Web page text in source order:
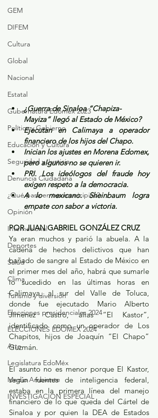
GEM
DIFEM
Cultura
Global
Nacional
Estatal
Gubernatura Edoméx 2023
Política y Gobierno
Educación y Cultura
Seguridad y Justicia
Denuncia Ciudadana
¿Qué pasa en tus municipios?
Opinión
Internacional
Deportes
Salud
Clima
Turismo y diversión
Elecciones presidenciales 2024
ELECCIONES EDOMEX 2024
Arte
Legislatura EdoMéx
Medio Ambiente
INVESTIGACIÓN ESPECIAL
¿Guerra de Sinaloa “Chapiza-
Mayiza” llegó al Estado de México?
Ejecutan en Calimaya a operador
financiero de los hijos del Chapo.
Inician los ajustes en Morena Edomex,
pero algunos no se quieren ir.
PRI. Los ideólogos del fraude hoy
exigen respeto a la democracia.
A lo mexicano. Sheinbaum logra
empate con sabor a victoria.
POR JUAN GABRIEL GONZÁLEZ CRUZ
Ya eran muchos y parió la abuela. A la
cadena de hechos delictivos que han
bañado de sangre al Estado de México en
el primer mes del año, habrá que sumarle
lo sucedido en las últimas horas en
Calimaya, al sur del Valle de Toluca,
donde fue ejecutado Mario Alberto
Jiménez Castro, alias “El Kastor”,
identificado como un operador de Los
Chapitos, hijos de Joaquín “El Chapo”
Guzmán.
El asunto no es menor porque El Kastor,
según fuentes de inteligencia federal,
estaba en la primera línea del manejo
financiero de lo que queda del Cártel de
Sinaloa y por quien la DEA de Estados